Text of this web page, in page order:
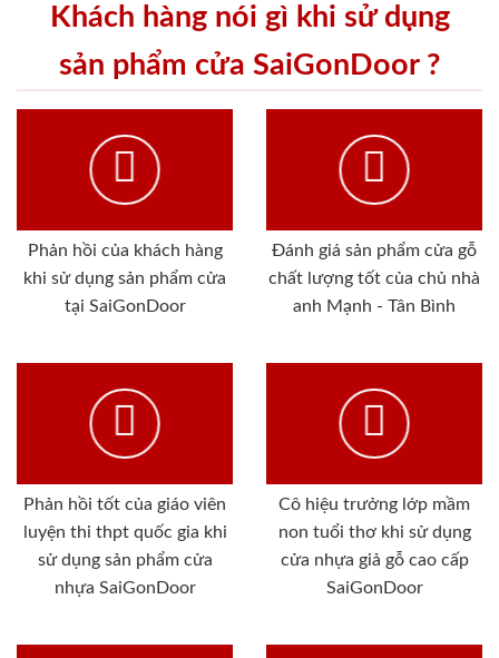
Khách hàng nói gì khi sử dụng
sản phẩm cửa SaiGonDoor ?
Phản hồi của khách hàng
khi sử dụng sản phẩm cửa
tại SaiGonDoor
Đánh giá sản phẩm cửa gỗ
chất lượng tốt của chủ nhà
anh Mạnh - Tân Bình
Phản hồi tốt của giáo viên
luyện thi thpt quốc gia khi
sử dụng sản phẩm cửa
nhựa SaiGonDoor
Cô hiệu trưởng lớp mầm
non tuổi thơ khi sử dụng
cửa nhựa giả gỗ cao cấp
SaiGonDoor